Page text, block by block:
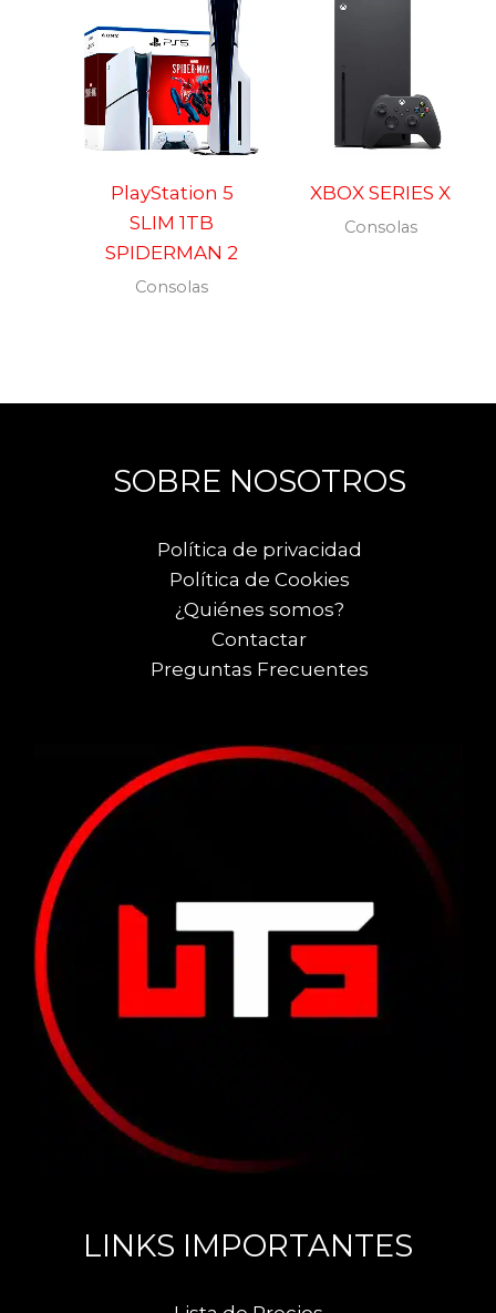
PlayStation 5
SLIM 1TB
SPIDERMAN 2
Consolas
XBOX SERIES X
Consolas
SOBRE NOSOTROS
Política de privacidad
Política de Cookies
¿Quiénes somos?
Contactar
Preguntas Frecuentes
LINKS IMPORTANTES